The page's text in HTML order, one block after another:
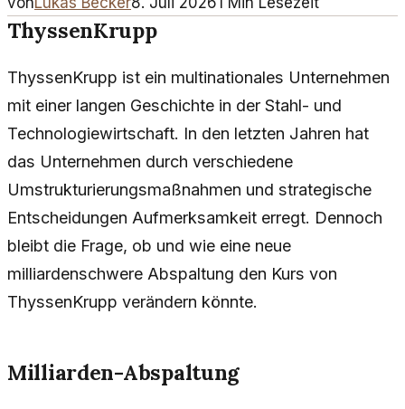
ThyssenKrupp
ThyssenKrupp ist ein multinationales Unternehmen
mit einer langen Geschichte in der Stahl- und
Technologiewirtschaft. In den letzten Jahren hat
das Unternehmen durch verschiedene
Umstrukturierungsmaßnahmen und strategische
Entscheidungen Aufmerksamkeit erregt. Dennoch
bleibt die Frage, ob und wie eine neue
milliardenschwere Abspaltung den Kurs von
ThyssenKrupp verändern könnte.
Milliarden-Abspaltung